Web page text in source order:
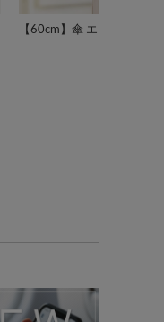
【60cm】傘 エレガントフ